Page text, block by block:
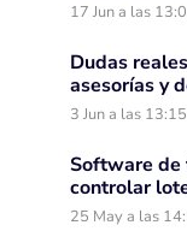
17 Jun a las
Dudas
asesorías y
3 Jun a las 13:15
Software de
controlar
25 May a las